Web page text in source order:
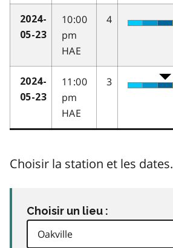
2024-
05-23
10:00
pm
HAE
4
2024-
05-23
11:00
pm
HAE
3
Choisir la station et les dates.
Choisir un lieu :